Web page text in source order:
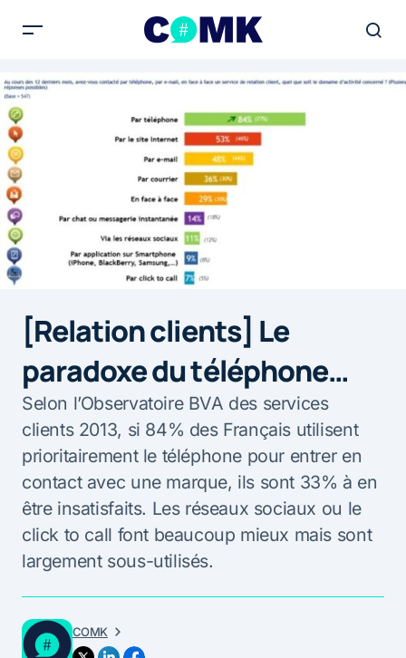
[Relation clients] Le
paradoxe du téléphone…
Selon l’Observatoire BVA des services
clients 2013, si 84% des Français utilisent
prioritairement le téléphone pour entrer en
contact avec une marque, ils sont 33% à en
être insatisfaits. Les réseaux sociaux ou le
click to call font beaucoup mieux mais sont
largement sous-utilisés.
COMK